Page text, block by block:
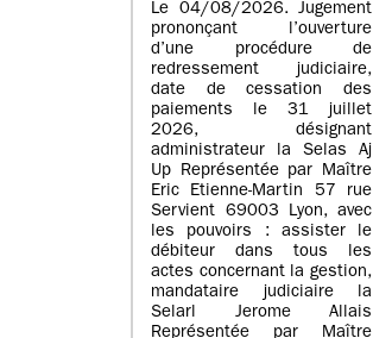
Le 04/08/2026. Jugement
prononçant l’ouverture
d’une procédure de
redressement judiciaire,
date de cessation des
paiements le 31 juillet
2026, désignant
administrateur la Selas Aj
Up Représentée par Maître
Eric Etienne-Martin 57 rue
Servient 69003 Lyon, avec
les pouvoirs : assister le
débiteur dans tous les
actes concernant la gestion,
mandataire judiciaire la
Selarl Jerome Allais
Représentée par Maître